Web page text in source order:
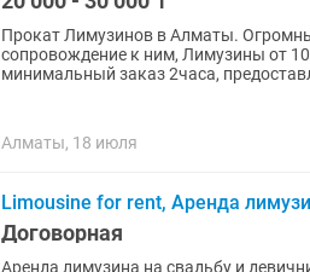
Прокат Лимузинов в Алматы.
сопровождение к ним, Лимузины от
минимальный заказ 2часа,
Алматы, 18 июля
Limousine for rent, Аренда
Договорная
Аренда лимузина на свадьбу и